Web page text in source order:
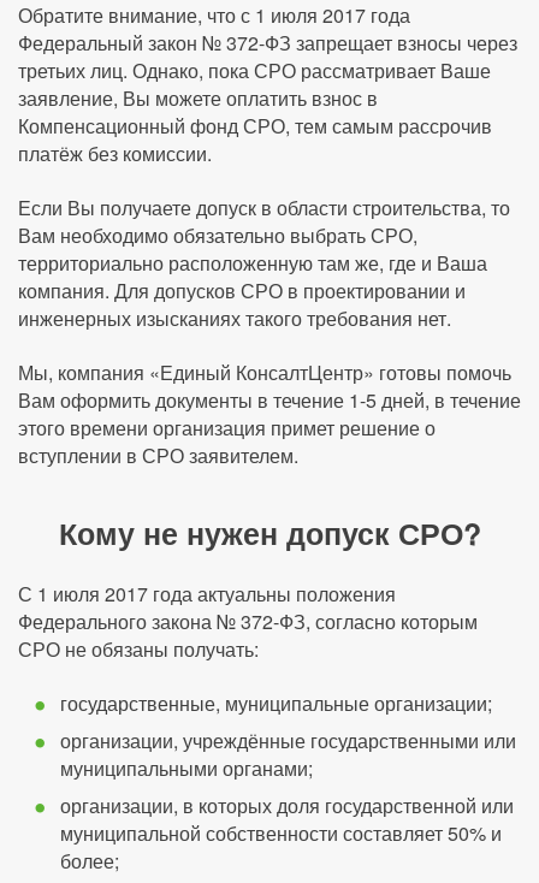
Обратите внимание, что с 1 июля 2017 года
Федеральный закон № 372-ФЗ запрещает взносы через
третьих лиц. Однако, пока СРО рассматривает Ваше
заявление, Вы можете оплатить взнос в
Компенсационный фонд СРО, тем самым рассрочив
платёж без комиссии.
Если Вы получаете допуск в области строительства, то
Вам необходимо обязательно выбрать СРО,
территориально расположенную там же, где и Ваша
компания. Для допусков СРО в проектировании и
инженерных изысканиях такого требования нет.
Мы, компания «Единый КонсалтЦентр» готовы помочь
Вам оформить документы в течение 1-5 дней, в течение
этого времени организация примет решение о
вступлении в СРО заявителем.
Кому не нужен допуск СРО?
С 1 июля 2017 года актуальны положения
Федерального закона № 372-ФЗ, согласно которым
СРО не обязаны получать:
государственные, муниципальные организации;
организации, учреждённые государственными или
муниципальными органами;
организации, в которых доля государственной или
муниципальной собственности составляет 50% и
более;